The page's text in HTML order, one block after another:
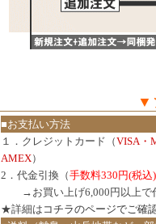
▼
■お支払い方法
１．クレジットカード（VISA・
AMEX）
2．代金引換（手数料330円(税込)
→お買い上げ6,000円以上で
★詳細は コチラのページでご確